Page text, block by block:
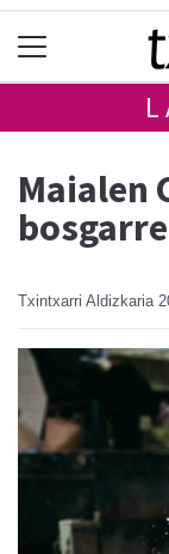
Maialen
Txintxarri Aldizkaria